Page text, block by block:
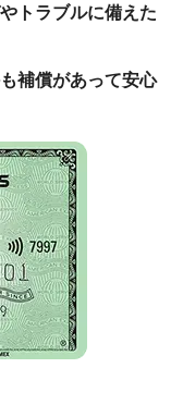
トラブルに備えた
補償があって安心